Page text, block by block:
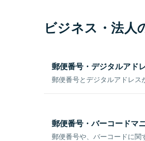
ビジネス・法人
郵便番号・デジタルアド
郵便番号とデジタルアドレス
郵便番号・バーコードマ
郵便番号や、バーコードに関